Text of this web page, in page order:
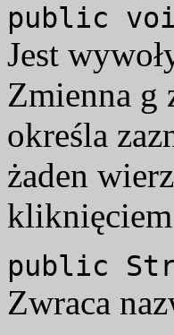
public
Jest
Zmienna g
określa
żaden
public
Zwraca